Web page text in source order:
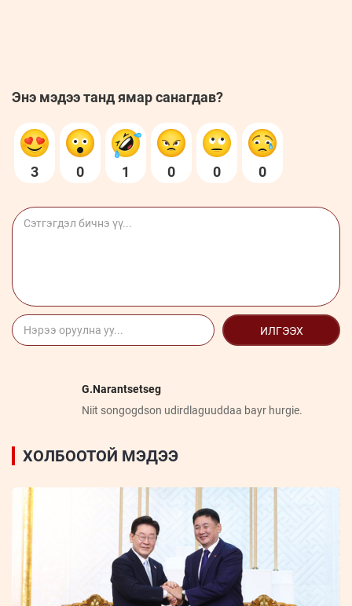
Энэ мэдээ танд ямар санагдав?
3 0 1 0 0 0
ИЛГЭЭХ
G.Narantsetseg
Niit songogdson udirdlaguuddaa bayr hurgie.
ХОЛБООТОЙ МЭДЭЭ